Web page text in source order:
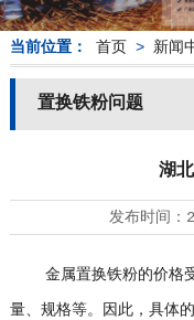
当前位置： 首页 > 新闻
置换铁粉问题
湖
发布时间：
金属置换铁粉的价格受
量、规格等。因此，具体